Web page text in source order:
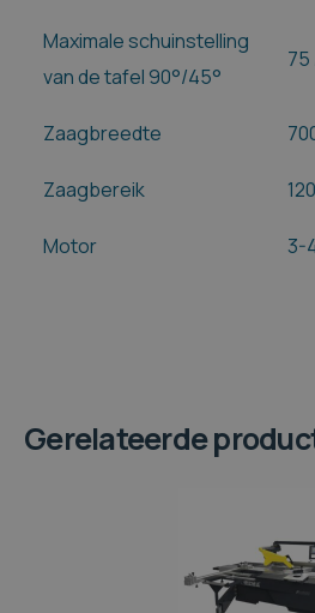
Maximale schuinstelling
van de tafel 90°/45°
75
Zaagbreedte
Zaagbereik
Motor 3-
Gerelateerde